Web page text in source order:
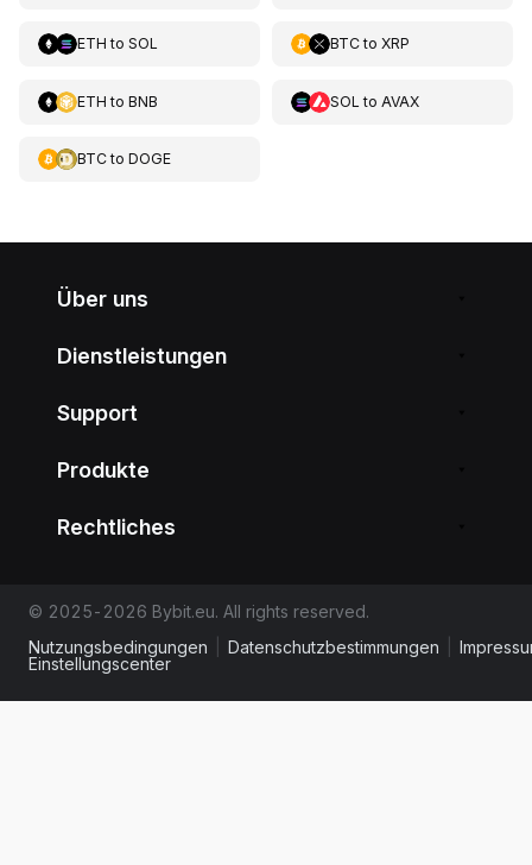
ETH to SOL BTCto XRP
ETH to BNB SOL to AVAX
BTCto DOGE
Über uns
Dienstleistungen
Support
Produkte
Rechtliches
© 2025-2026 Bybit.eu. All rights reserved.
Nutzungsbedingungen
Datenschutzbestimmungen
Einstellungscenter